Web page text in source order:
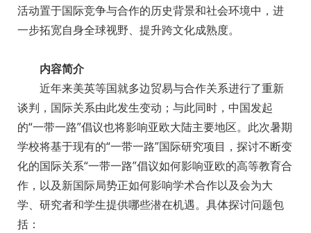
活动置于国际竞争与合作的历史背景和社会环境中，进
一步拓宽自身全球视野、提升跨文化成熟度。
内容简介
近年来美英等国就多边贸易与合作关系进行了重新
谈判，国际关系由此发生变动；与此同时，中国发起
的“一带一路”倡议也将影响亚欧大陆主要地区。此次暑期
学校将基于现有的“一带一路”国际研究项目，探讨不断变
化的国际关系“一带一路”倡议如何影响亚欧的高等教育合
作，以及新国际局势正如何影响学术合作以及会为大
学、研究者和学生提供哪些潜在机遇。具体探讨问题包
括：